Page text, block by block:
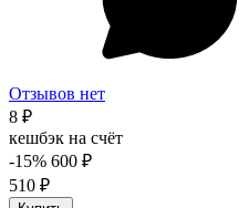
Отзывов нет
8 ₽
кешбэк на счёт
-15% 600 ₽
510 ₽